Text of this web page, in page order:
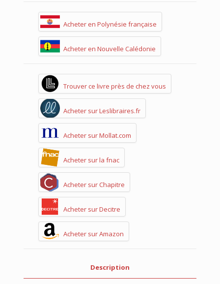
Acheter en Polynésie française
Acheter en Nouvelle Calédonie
Trouver ce livre près de chez vous
Acheter sur Leslibraires.fr
Acheter sur Mollat.com
Acheter sur la fnac
Acheter sur Chapitre
Acheter sur Decitre
Acheter sur Amazon
Description